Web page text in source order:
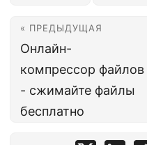
« ПРЕДЫДУЩАЯ
Онлайн-
компрессор файлов
- сжимайте файлы
бесплатно